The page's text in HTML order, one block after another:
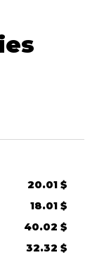
20.01 $
18.01 $
40.02 $
32.32 $